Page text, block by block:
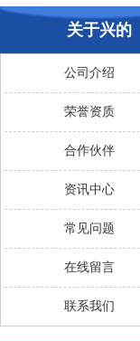
关于兴的
公司介绍
荣誉资质
合作伙伴
资讯中心
常见问题
在线留言
联系我们